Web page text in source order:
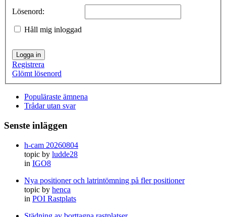
Lösenord:
Håll mig inloggad
Logga in
Registrera
Glömt lösenord
Populäraste ämnena
Trådar utan svar
Senste inläggen
h-cam 20260804
topic by ludde28
in IGO8
Nya positioner och latrintömning på fler positioner
topic by henca
in POI Rastplats